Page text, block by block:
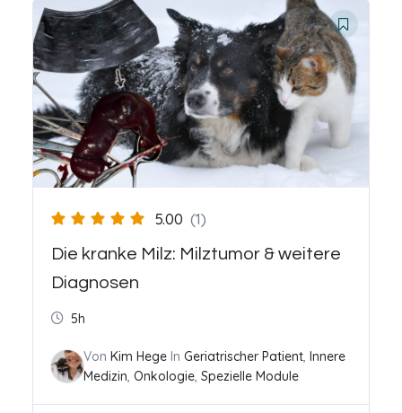
5.00 (1)
Die kranke Milz: Milztumor & weitere
Diagnosen
5h
Von Kim Hege In Geriatrischer Patient, Innere
Medizin, Onkologie, Spezielle Module